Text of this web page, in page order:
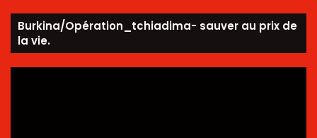
Burkina/Opération_tchiadima- sauver au prix de
la vie.